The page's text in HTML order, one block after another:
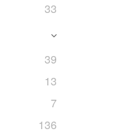
33
39
13
7
136